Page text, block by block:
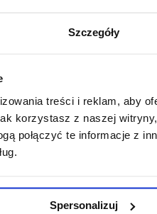
Szczegóły
treści i reklam, aby
korzystasz z naszej
połączyć te informacje z
Spersonalizuj
źródeł energii,
technologii i racjonalnej
zrównoważonego rozwoju
wszystkich